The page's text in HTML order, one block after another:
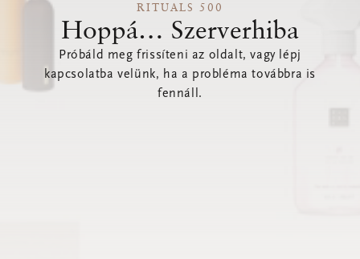
RITUALS 500
Hoppá… Szerverhiba
Próbáld meg frissíteni az oldalt, vagy lépj
kapcsolatba velünk, ha a probléma továbbra is
fennáll.